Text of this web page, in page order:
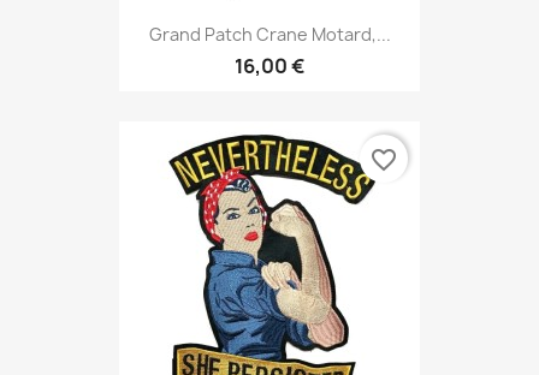
Grand Patch Crane Motard,...
16,00 €
favorite_border